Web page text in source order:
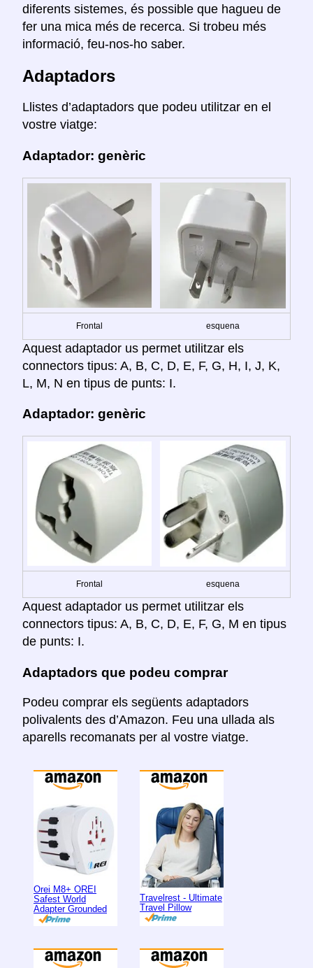
diferents sistemes, és possible que hagueu de
fer una mica més de recerca. Si trobeu més
informació, feu-nos-ho saber.
Adaptadors
Llistes d’adaptadors que podeu utilitzar en el
vostre viatge:
Adaptador: genèric
Frontal esquena
Aquest adaptador us permet utilitzar els
connectors tipus: A, B, C, D, E, F, G, H, I, J, K,
L, M, N en tipus de punts: I.
Adaptador: genèric
Frontal esquena
Aquest adaptador us permet utilitzar els
connectors tipus: A, B, C, D, E, F, G, M en tipus
de punts: I.
Adaptadors que podeu comprar
Podeu comprar els següents adaptadors
polivalents des d’Amazon. Feu una ullada als
aparells recomanats per al vostre viatge.
Orei M8+ OREI
Safest World
Adapter Grounded
Travelrest - Ultimate
Travel Pillow